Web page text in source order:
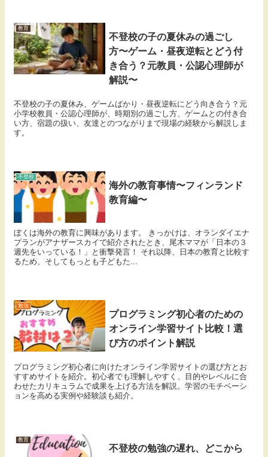
教育
不登校の子の夏休みの過ごし
方〜ゲーム・昼夜逆転とどう付
き合う？元教員・公認心理師が
解説〜
不登校の子の夏休み、ゲームばかり・昼夜逆転にどう向き合う？元
小学校教員・公認心理師が、時期別の過ごし方、ゲームとの付き合
い方、宿題の扱い、友達とのつながりまで現場の経験から解説しま
す。
不登校
海外の教育事情〜フィンランド
教育編〜
ぼくは海外の教育に興味があります。 きっかけは、オランダイエナ
プランがアナザースカイで紹介されたとき、尾木ママが「日本の３
週先をいっている！」と衝撃発言！ それ以降、日本の教育と比較す
るため、そしてもっとも子どもた...
勉強
プログラミング初心者のための
オンライン学習サイト比較！選
び方のポイント解説
プログラミング初心者に向けたオンライン学習サイトの選び方とお
すすめサイトを紹介。初心者でも理解しやすく、目的やレベルに合
わせたカリキュラムで成果を上げる方法を解説。学習のモチベーシ
ョンを高める実例や経験談も紹介。
教育
不登校の勉強の遅れ、どこから